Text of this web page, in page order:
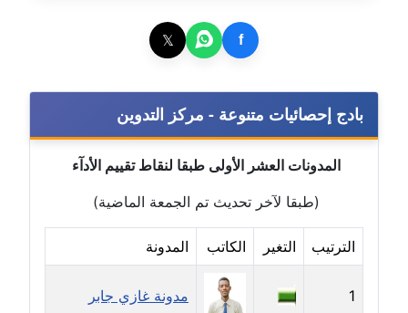
مدونة اسلام أبو علم
عاملة
مدونة أسماء كاشف
مدونة أسماء نور الدين
عاملة
مدونة اسماعيل ابو زيد
f
𝕏
بادج إحصائيات متنوعة - مركز التدوين
المدونات العشر الأولى طبقا لنقاط تقييم الأدآء
(طبقا لآخر تحديث تم الجمعة الماضية)
الترتيب التغير الكاتب المدونة
1 مدونة غازي جابر